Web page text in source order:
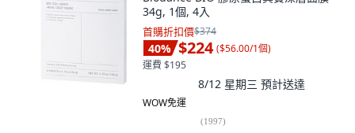
34g, 1個, 4入
首購折扣價$374
40% $224 ($56.00/1個)
運費 $195
8/12 星期三 預計送達
WOW免運
(1997)